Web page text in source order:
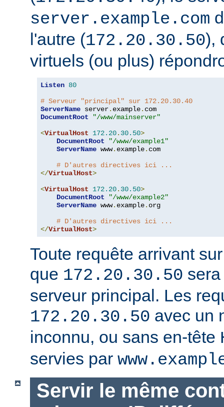
server.example.com
l'autre (172.20.30.50),
virtuels (ou plus)
Listen 80
# Serveur "principal" sur 172.20.30.40
ServerName server. example.
DocumentRoot
"/www/mainserver"
<VirtualHost 172.20. 30.50>
DocumentRoot
"/www/example1"
ServerName www. example. com
# D'autres directives ici ...
</VirtualHost>
<VirtualHost 172.20. 30.50>
DocumentRoot
"/www/example2"
ServerName www. example. org
# D'autres directives ici ...
</VirtualHost>
Toute requête arrivant
que 172.20.30.50
serveur principal. Les
172.20.30.50 avec un
inconnu, ou sans en-tête
servies par
Servir le même